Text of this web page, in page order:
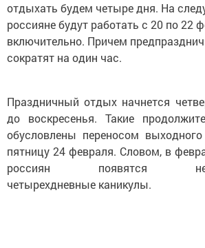
отдыхать будем четыре дня. На
россияне будут работать с 20 по 22
включительно. Причем
сократят на один час.
Праздничный отдых начнется
до воскресенья. Такие
обусловлены переносом
пятницу 24 февраля. Словом, в
россиян появятся
четырехдневные каникулы.